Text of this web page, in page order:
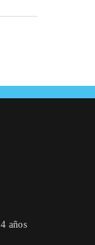
años